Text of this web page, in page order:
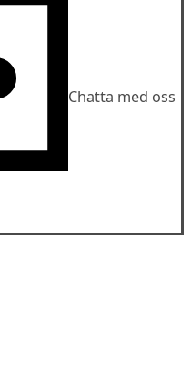
Chatta med oss